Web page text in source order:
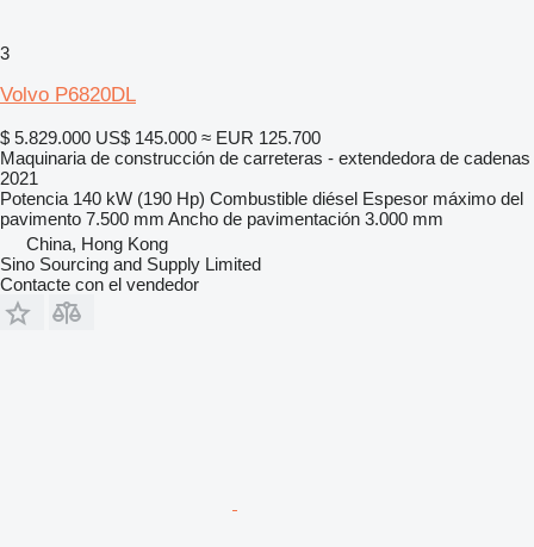
3
Volvo P6820DL
$ 5.829.000 US$ 145.000 ≈ EUR 125.700
Maquinaria de construcción de carreteras - extendedora de cadenas
2021
Potencia 140 kW (190 Hp) Combustible diésel Espesor máximo del
pavimento 7.500 mm Ancho de pavimentación 3.000 mm
China, Hong Kong
Sino Sourcing and Supply Limited
Contacte con el vendedor